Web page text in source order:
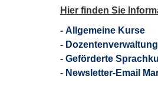
Hier finden Sie
- Allgemeine Kurse
- Dozentenverwaltung
- Geförderte
- Newsletter-Email